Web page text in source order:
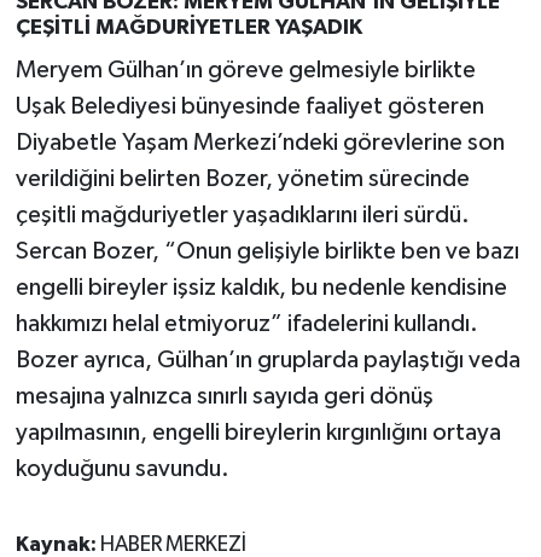
ÇEŞİTLİ MAĞDURİYETLER YAŞADIK
Meryem Gülhan’ın göreve gelmesiyle birlikte
Uşak Belediyesi bünyesinde faaliyet gösteren
Diyabetle Yaşam Merkezi’ndeki görevlerine son
verildiğini belirten Bozer, yönetim sürecinde
çeşitli mağduriyetler yaşadıklarını ileri sürdü.
Sercan Bozer, “Onun gelişiyle birlikte ben ve bazı
engelli bireyler işsiz kaldık, bu nedenle kendisine
hakkımızı helal etmiyoruz” ifadelerini kullandı.
Bozer ayrıca, Gülhan’ın gruplarda paylaştığı veda
mesajına yalnızca sınırlı sayıda geri dönüş
yapılmasının, engelli bireylerin kırgınlığını ortaya
koyduğunu savundu.
Kaynak: HABER MERKEZİ